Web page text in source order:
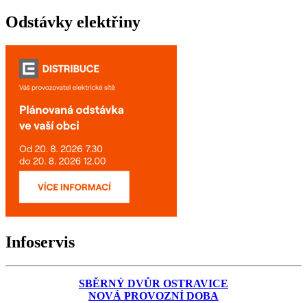
Odstávky elektřiny
Infoservis
SBĚRNÝ DVŮR OSTRAVICE
NOVÁ PROVOZNÍ DOBA